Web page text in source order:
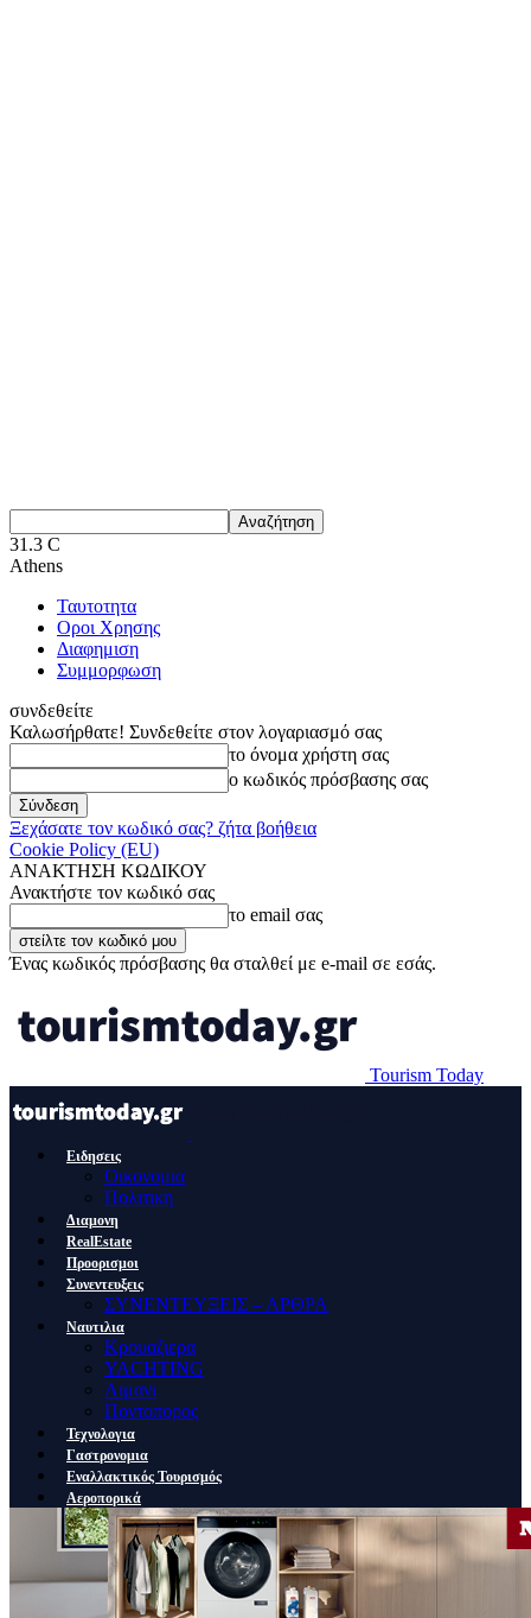
31.3 C
Athens
Ταυτοτητα
Οροι Χρησης
Διαφημιση
Συμμορφωση
συνδεθείτε
Καλωσήρθατε! Συνδεθείτε στον λογαριασμό σας
το όνομα χρήστη σας
ο κωδικός πρόσβασης σας
Ξεχάσατε τον κωδικό σας? ζήτα βοήθεια
Cookie Policy (EU)
ΑΝΑΚΤΗΣΗ ΚΩΔΙΚΟΥ
Ανακτήστε τον κωδικό σας
το email σας
Ένας κωδικός πρόσβασης θα σταλθεί με e-mail σε εσάς.
Tourism Today
Ειδησεις
Οικονομια
Πολιτικη
Διαμονη
RealEstate
Προορισμοι
Συνεντευξεις
ΣΥΝΕΝΤΕΥΞΕΙΣ – ΑΡΘΡΑ
Ναυτιλια
Κρουαζιερα
YACHTING
Λιμανι
Ποντοπορος
Τεχνολογια
Γαστρονομια
Εναλλακτικός Τουρισμός
Αεροπορικά